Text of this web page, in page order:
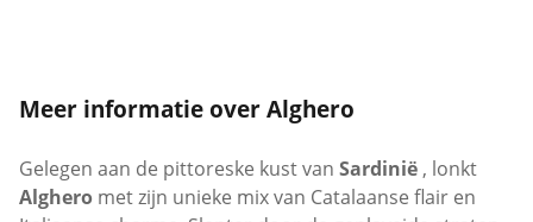
Meer informatie over Alghero
Gelegen aan de pittoreske kust van Sardinië , lonkt
Alghero met zijn unieke mix van Catalaanse flair en